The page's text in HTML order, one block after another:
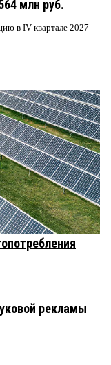
млн руб.
в IV квартале 2027
рекламы